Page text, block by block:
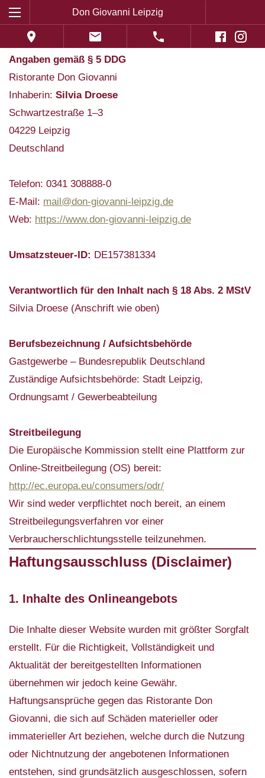
Don Giovanni Leipzig
Catering
Hochzeiten
Candle-Light Dinner
Karriere
Impressum
Angaben gemäß § 5 DDG
Ristorante Don Giovanni
Inhaberin: Silvia Droese
Schwartzestraße 1–3
04229 Leipzig
Deutschland
Telefon: 0341 308888-0
E-Mail: mail@don-giovanni-leipzig.de
Web: https://www.don-giovanni-leipzig.de
Umsatzsteuer-ID: DE157381334
Verantwortlich für den Inhalt nach § 18 Abs. 2 MStV
Silvia Droese (Anschrift wie oben)
Berufsbezeichnung / Aufsichtsbehörde
Gastgewerbe – Bundesrepublik Deutschland
Zuständige Aufsichtsbehörde: Stadt Leipzig,
Ordnungsamt / Gewerbeabteilung
Streitbeilegung
Die Europäische Kommission stellt eine Plattform zur
Online-Streitbeilegung (OS) bereit:
http://ec.europa.eu/consumers/odr/
Wir sind weder verpflichtet noch bereit, an einem
Streitbeilegungsverfahren vor einer
Verbraucherschlichtungsstelle teilzunehmen.
Haftungsausschluss (Disclaimer)
1. Inhalte des Onlineangebots
Die Inhalte dieser Website wurden mit größter Sorgfalt
erstellt. Für die Richtigkeit, Vollständigkeit und
Aktualität der bereitgestellten Informationen
übernehmen wir jedoch keine Gewähr.
Haftungsansprüche gegen das Ristorante Don
Giovanni, die sich auf Schäden materieller oder
immaterieller Art beziehen, welche durch die Nutzung
oder Nichtnutzung der angebotenen Informationen
entstehen, sind grundsätzlich ausgeschlossen, sofern